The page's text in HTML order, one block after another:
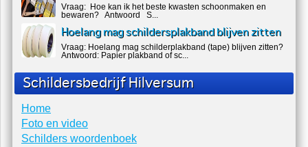
Vraag: Hoe kan ik het beste kwasten schoonmaken en
bewaren? Antwoord S...
Hoelang mag schildersplakband blijven zitten
Vraag: Hoelang mag schilderplakband (tape) blijven zitten?
Antwoord: Papier plakband of sc...
Schildersbedrijf Hilversum
Home
Foto en video
Schilders woordenboek